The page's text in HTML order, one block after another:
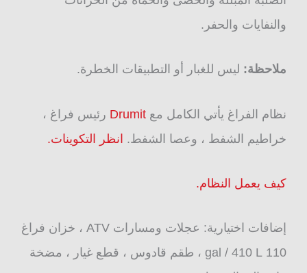
والنفايات والحفر.
ملاحظة: ليس للغبار أو التطبيقات الخطرة.
نظام الفراغ يأتي الكامل مع Drumit رئيس فراغ ،
خراطيم الشفط ، وعصا الشفط. انظر التكوينات.
كيف يعمل النظام.
إضافات اختيارية: عجلات ومسارات ATV ، خزان فراغ
110 gal / 410 L ، طقم قادوس ، قطع غيار ، مضخة